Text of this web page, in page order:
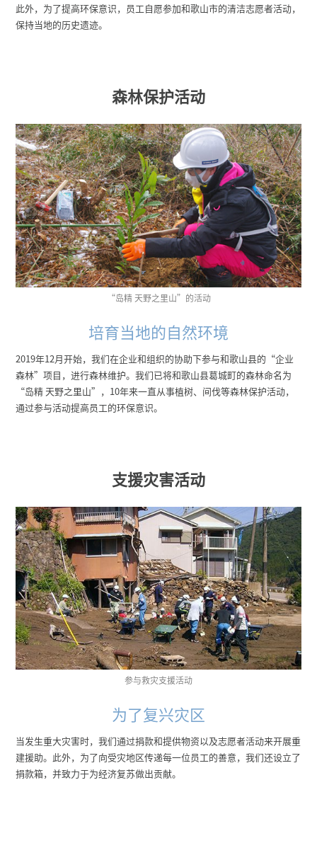
此外，为了提高环保意识，员工自愿参加和歌山市的清洁志愿者活动，
保持当地的历史遗迹。
森林保护活动
“岛精 天野之里山”的活动
培育当地的自然环境
2019年12月开始，我们在企业和组织的协助下参与和歌山县的“企业
森林”项目，进行森林维护。我们已将和歌山县葛城町的森林命名为
“岛精 天野之里山”，10年来一直从事植树、间伐等森林保护活动，
通过参与活动提高员工的环保意识。
支援灾害活动
参与救灾支援活动
为了复兴灾区
当发生重大灾害时，我们通过捐款和提供物资以及志愿者活动来开展重
建援助。此外，为了向受灾地区传递每一位员工的善意，我们还设立了
捐款箱，并致力于为经济复苏做出贡献。